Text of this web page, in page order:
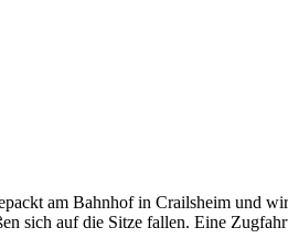
am Bahnhof in Crailsheim und
sich auf die Sitze fallen. Eine